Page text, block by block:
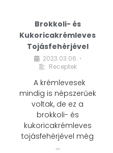
Brokkoli- és
Kukoricakrémleves
Tojásfehérjével
2023.03.06. •
Receptek
A krémlevesek
mindig is népszerűek
voltak, de ez a
brokkoli- és
kukoricakrémleves
tojásfehérjével még
…